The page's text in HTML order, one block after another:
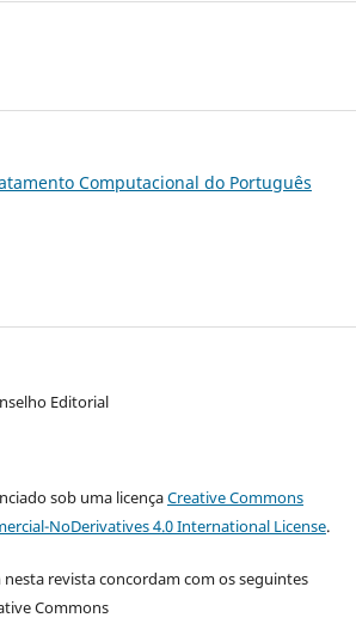
Computacional do Português
Editorial
sob uma licençaCreative Commons
NoDerivatives 4.0 International License.
revista concordam com os seguintes
Commons